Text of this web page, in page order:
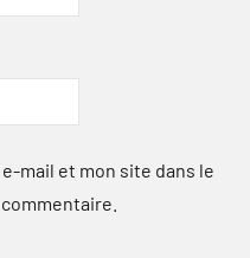
mail et mon site dans le